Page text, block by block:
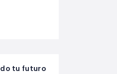
tu futuro